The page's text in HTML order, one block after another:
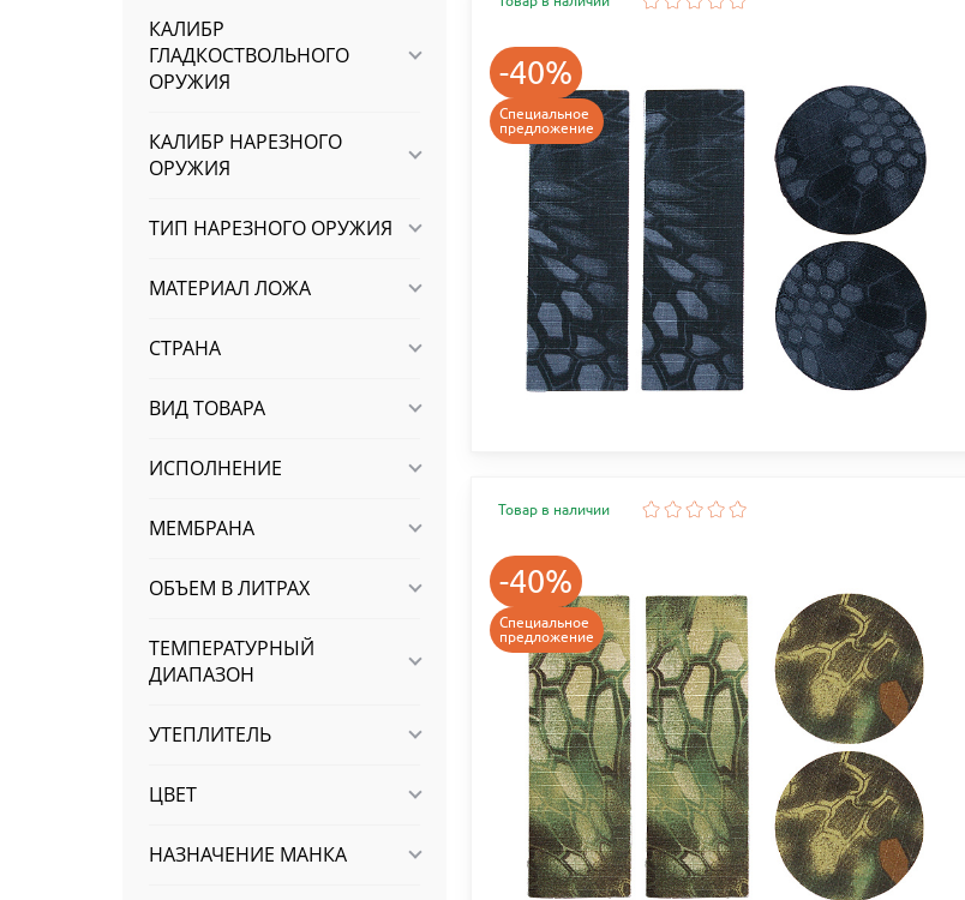
КАЛИБР
ГЛАДКОСТВОЛЬНОГО
ОРУЖИЯ
КАЛИБР НАРЕЗНОГО
ОРУЖИЯ
ТИП НАРЕЗНОГО ОРУЖИЯ
МАТЕРИАЛ ЛОЖА
СТРАНА
ВИД ТОВАРА
ИСПОЛНЕНИЕ
МЕМБРАНА
ОБЪЕМ В ЛИТРАХ
ТЕМПЕРАТУРНЫЙ
ДИАПАЗОН
УТЕПЛИТЕЛЬ
ЦВЕТ
НАЗНАЧЕНИЕ МАНКА
-40%
Специальное
предложение
Товар в наличии
-40%
Специальное
предложение